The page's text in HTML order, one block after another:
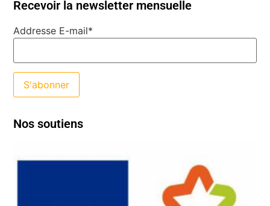
Recevoir la newsletter mensuelle
Addresse E-mail*
Nos soutiens